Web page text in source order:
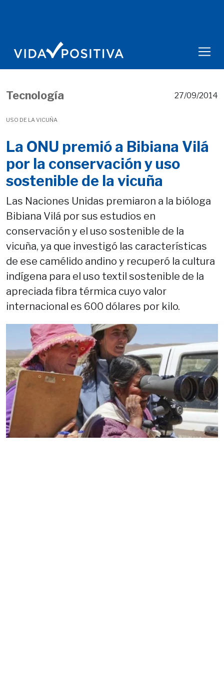
Tecnología
USO DE LA VICUÑA
27/09/2014
La ONU premió a Bibiana Vilá
por la conservación y uso
sostenible de la vicuña
Las Naciones Unidas premiaron a la bióloga
Bibiana Vilá por sus estudios en
conservación y el uso sostenible de la
vicuña, ya que investigó las características
de ese camélido andino y recuperó la cultura
indígena para el uso textil sostenible de la
apreciada fibra térmica cuyo valor
internacional es 600 dólares por kilo.